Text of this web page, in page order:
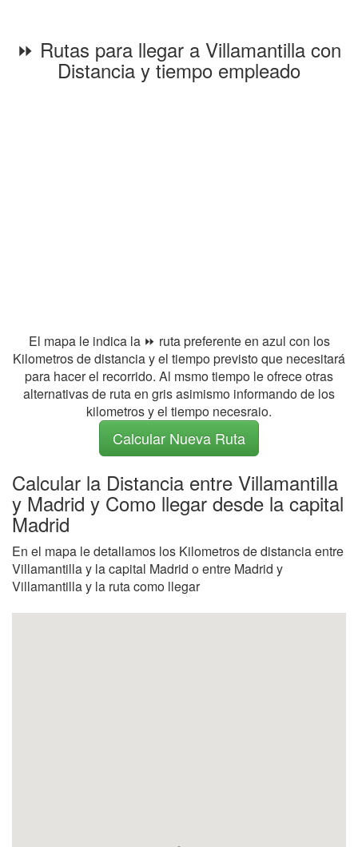
⏩ Rutas para llegar a Villamantilla con
Distancia y tiempo empleado
El mapa le indica la ⏩ ruta preferente en azul con los
Kilometros de distancia y el tiempo previsto que necesitará
para hacer el recorrido. Al msmo tiempo le ofrece otras
alternativas de ruta en gris asimismo informando de los
kilometros y el tiempo necesraio.
Calcular Nueva Ruta
Calcular la Distancia entre Villamantilla
y Madrid y Como llegar desde la capital
Madrid
En el mapa le detallamos los Kilometros de distancia entre
Villamantilla y la capital Madrid o entre Madrid y
Villamantilla y la ruta como llegar